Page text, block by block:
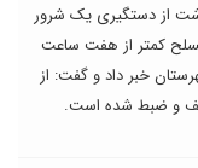
از دستگیری یک شرور
کمتر از هفت ساعت
خبر داد و گفت: از